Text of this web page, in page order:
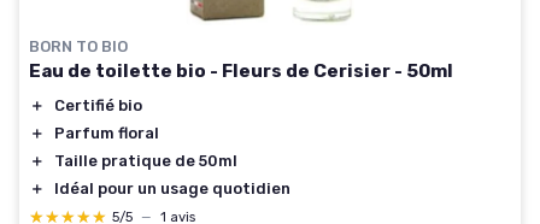
BORN TO BIO
Eau de toilette bio - Fleurs de Cerisier - 50ml
＋
Certifié bio
＋
Parfum floral
＋
Taille pratique de 50ml
＋
Idéal pour un usage quotidien
★★★★★
★★★★★ 5/5 — 1 avis